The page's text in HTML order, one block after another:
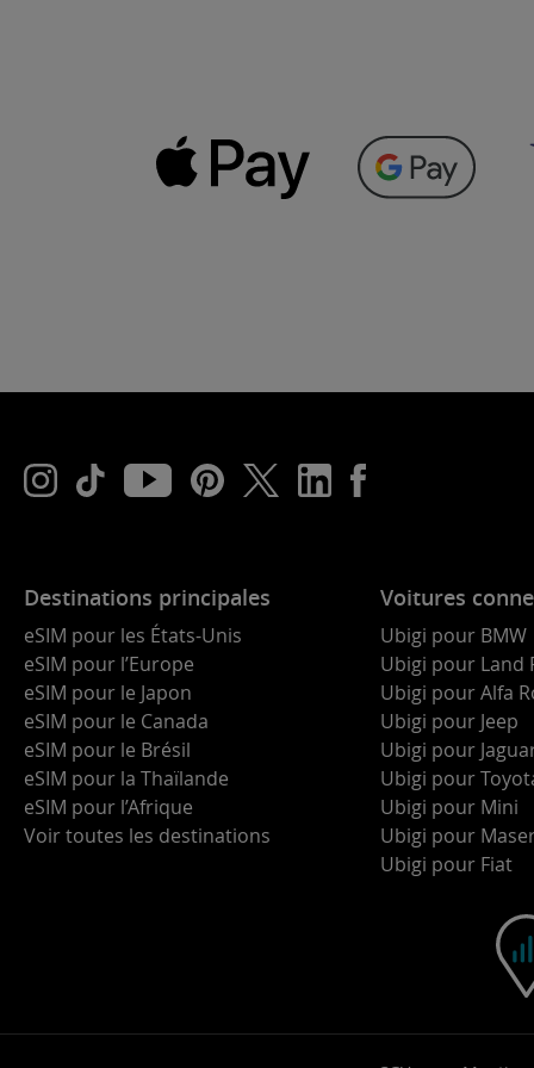
Destinations principales
eSIM pour les États-Unis
eSIM pour l’Europe
eSIM pour le Japon
eSIM pour le Canada
eSIM pour le Brésil
eSIM pour la Thaïlande
eSIM pour l’Afrique
Voir toutes les destinations
Voitures
Ubigi pour BMW
Ubigi pour Land
Ubigi pour Alfa
Ubigi pour Jeep
Ubigi pour
Ubigi pour
Ubigi pour Mini
Ubigi pour
Ubigi pour Fiat